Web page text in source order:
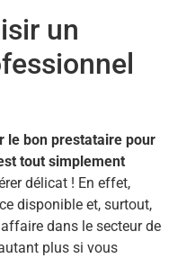
un
le bon prestataire pour
tout simplement
délicat ! En effet,
disponible et, surtout,
dans le secteur de
plus si vous